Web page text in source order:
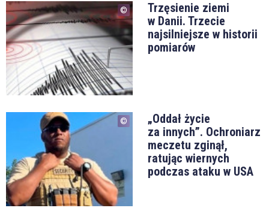
Trzęsienie ziemi
w Danii. Trzecie
najsilniejsze w historii
pomiarów
„Oddał życie
za innych”. Ochroniarz
meczetu zginął,
ratując wiernych
podczas ataku w USA